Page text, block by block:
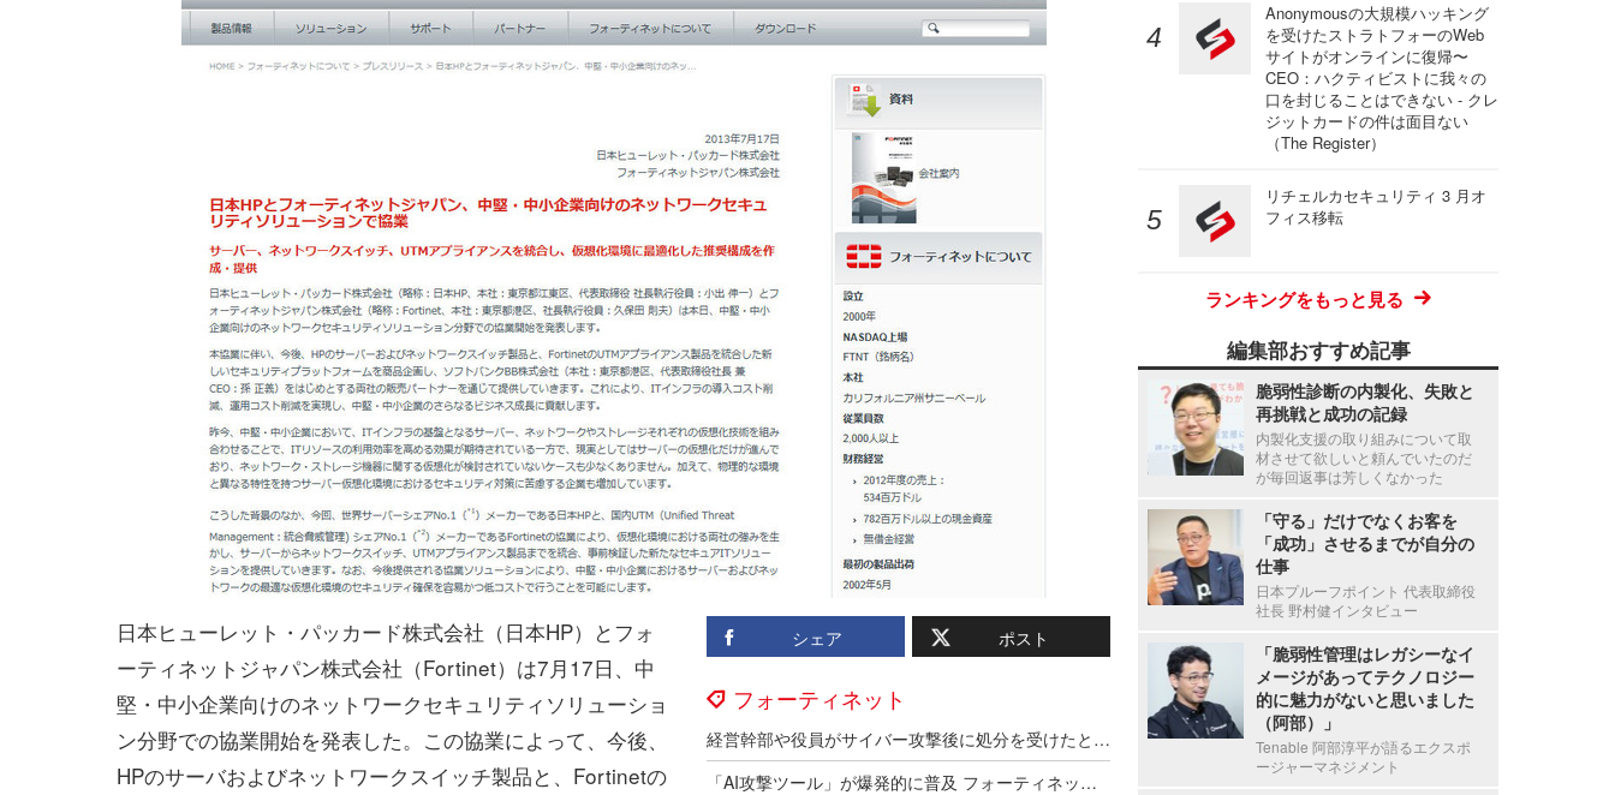
シェア ポスト
フォーティネット
経営幹部や役員がサイバー攻撃後に処分を受けたと50%が回答 ～ フォーティネット調査
「AI攻撃ツール」が爆発的に普及 フォーティネット2026年レポート
日本ヒューレット・パッカード株式会社（日本HP）とフォ
ーティネットジャパン株式会社（Fortinet）は7月17日、中
堅・中小企業向けのネットワークセキュリティソリューショ
ン分野での協業開始を発表した。この協業によって、今後、
HPのサーバおよびネットワークスイッチ製品と、Fortinetの
Anonymousの大規模ハッキング
を受けたストラトフォーのWeb
サイトがオンラインに復帰〜
CEO：ハクティビストに我々の
口を封じることはできない - クレ
ジットカードの件は面目ない
（The Register）
リチェルカセキュリティ 3 月オ
フィス移転
ランキングをもっと見る
編集部おすすめ記事
脆弱性診断の内製化、失敗と
再挑戦と成功の記録
内製化支援の取り組みについて取
材させて欲しいと頼んでいたのだ
が毎回返事は芳しくなかった
「守る」だけでなくお客を
「成功」させるまでが自分の
仕事
日本プルーフポイント 代表取締役
社長 野村健インタビュー
「脆弱性管理はレガシーなイ
メージがあってテクノロジー
的に魅力がないと思いました
（阿部）」
Tenable 阿部淳平が語るエクスポ
ージャーマネジメント